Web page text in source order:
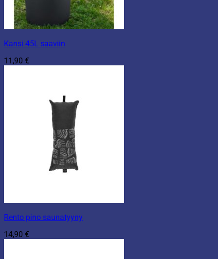
Kansi 45L saaviin
11,90 €
Rento pino saunatyyny
14,90 €